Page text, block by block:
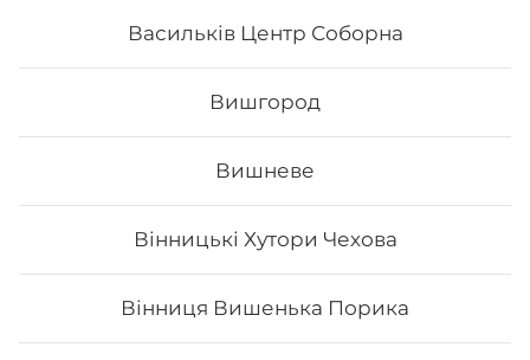
Васильків Центр Соборна
Вишгород
Вишневе
Вінницькі Хутори Чехова
Вінниця Вишенька Порика
Грандвей
Склад: рис, норі, сир філадельфія, тигрова креветка,